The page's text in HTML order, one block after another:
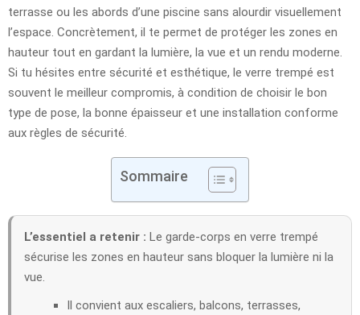
terrasse ou les abords d’une piscine sans alourdir visuellement
l’espace. Concrètement, il te permet de protéger les zones en
hauteur tout en gardant la lumière, la vue et un rendu moderne.
Si tu hésites entre sécurité et esthétique, le verre trempé est
souvent le meilleur compromis, à condition de choisir le bon
type de pose, la bonne épaisseur et une installation conforme
aux règles de sécurité.
Sommaire
L’essentiel a retenir : Le garde-corps en verre trempé
sécurise les zones en hauteur sans bloquer la lumière ni la
vue.
Il convient aux escaliers, balcons, terrasses,